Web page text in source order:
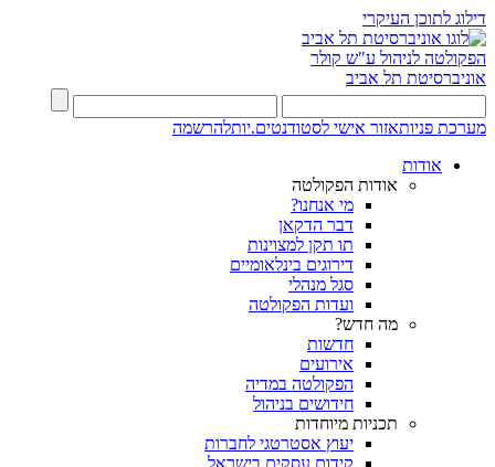
דילוג לתוכן העיקרי
הפקולטה לניהול ע"ש קולר
אוניברסיטת תל אביב
מערכת פניותאזור אישי לסטודנטים.יותלהרשמה
אודות
אודות הפקולטה
מי אנחנו?
דבר הדקאן
תו תקן למצוינות
דירוגים בינלאומיים
סגל מנהלי
ועדות הפקולטה
מה חדש?
חדשות
אירועים
הפקולטה במדיה
חידושים בניהול
תכניות מיוחדות
יעוץ אסטרטגי לחברות
קידום עסקים בישראל